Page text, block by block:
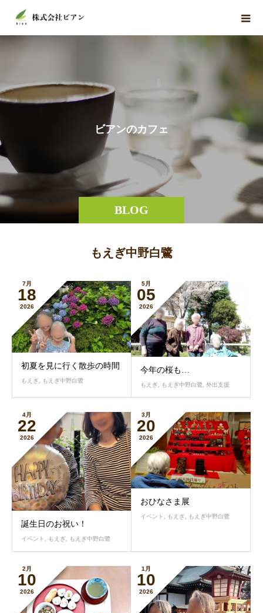
BLOG
ビアンのカ フ ェ
もえぎ中野白鷺
7月
18
2026
初夏を見に行く散歩の時間
もえぎ, もえぎ中野白鷺
5月
05
2026
今年の桜も…
もえぎ, もえぎ中野白鷺, 外出支援
4月
22
2026
誕生日のお祝い！
イベント, もえぎ, もえぎ中野白鷺
3月
20
2026
おひなさま展
イベント もえぎ もえぎ中野白鷺
2月
10
2026
1月
10
2026